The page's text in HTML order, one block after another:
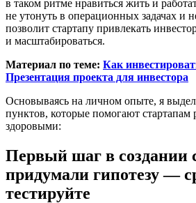
в таком ритме нравиться жить и
не утонуть в операционных задачах и
позволит стартапу привлекать
и масштабироваться.
Материал по теме: Как
Презентация проекта для инвестора
Основываясь на личном опыте, я
пунктов, которые помогают стартапам
здоровыми:
Первый шаг в создании
придумали гипотезу —
тестируйте